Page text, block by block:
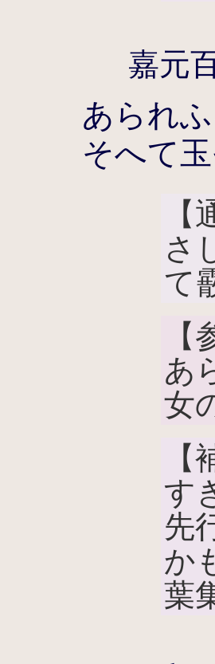
嘉元
あられ
そへて
さ
て
あ
女
す
先
か
葉